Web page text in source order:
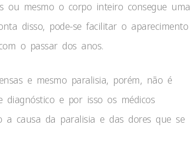
ou mesmo o corpo inteiro consegue uma
disso, pode-se facilitar o aparecimento
o passar dos anos.
e mesmo paralisia, porém, não é
diagnóstico e por isso os médicos
a causa da paralisia e das dores que se